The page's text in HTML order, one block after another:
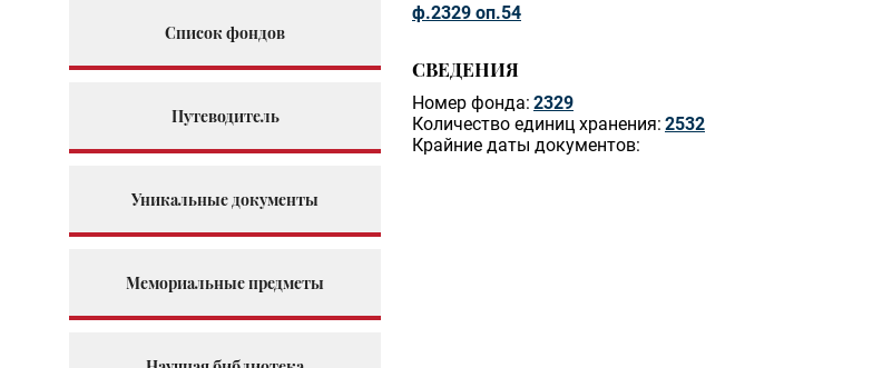
Список фондов
Путеводитель
Уникальные документы
Мемориальные предметы
ф.2329 оп.54
СВЕДЕНИЯ
Номер фонда: 2329
Количество единиц хранения: 2532
Крайние даты документов: